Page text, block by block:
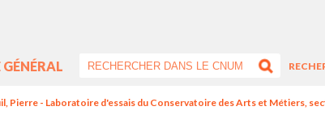
Pierre - Laboratoire d'essais du Conservatoire des Arts et Métiers,